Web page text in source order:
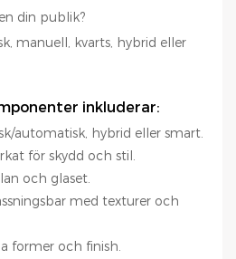
din publik?
manuell, kvarts, hybrid eller
inkluderar:
automatisk, hybrid eller smart.
för skydd och stil.
och glaset.
med texturer och
former och finish.